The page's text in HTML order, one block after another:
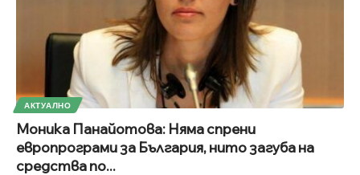
АКТУАЛНО
Моника Панайотова: Няма спрени
европрограми за България, нито загуба на
средства по...